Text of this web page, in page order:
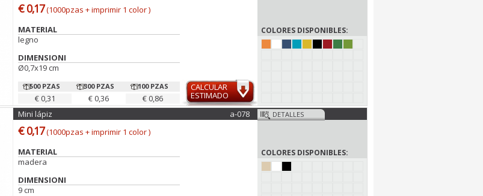
€ 0,17(1000pzas + imprimir 1 color )
MATERIAL
legno
DIMENSIONI
Ø0,7x19 cm
500 PZAS
€ 0,31
300 PZAS
€ 0,36
100 PZAS
€ 0,86
CALCULAR
ESTIMADO
COLORES DISPONIBLES:
Mini lápiz a-078
€ 0,17(1000pzas + imprimir 1 color )
MATERIAL
madera
DIMENSIONI
9 cm
DETALLES
COLORES DISPONIBLES: